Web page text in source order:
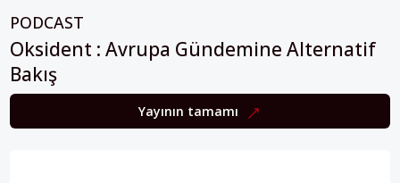
PODCAST
Oksident : Avrupa Gündemine Alternatif
Bakış
Yayının tamamı